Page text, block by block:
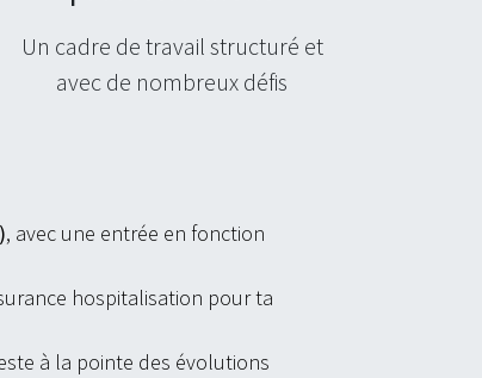
Un cadre de travail structuré et
avec de nombreux défis
, avec une entrée en fonction
hospitalisation pour ta
à la pointe des évolutions